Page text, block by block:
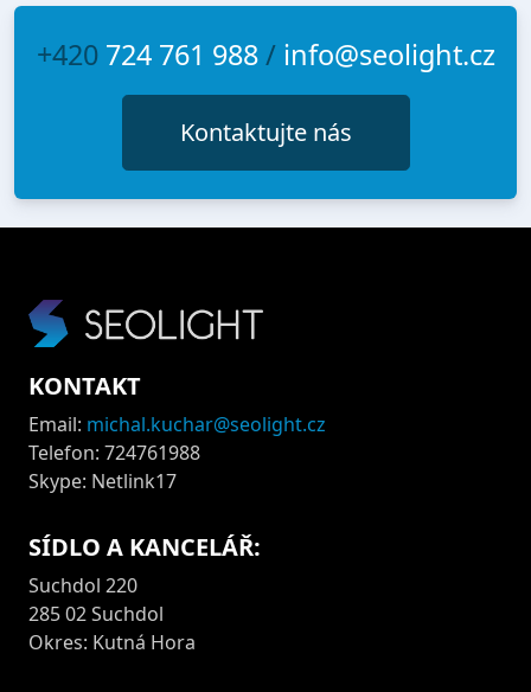
+420 724 761 988/ info@seolight.cz
Kontaktujte nás
KONTAKT
Email: michal.kuchar@seolight.cz
Telefon: 724761988
Skype: Netlink17
SÍDLO A KANCELÁŘ:
Suchdol 220
285 02 Suchdol
Okres: Kutná Hora